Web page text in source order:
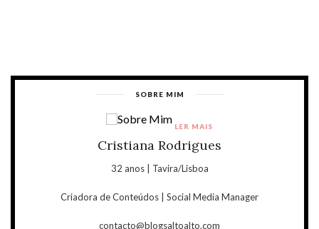
SOBRE MIM
Cristiana Rodrigues
32 anos | Tavira/Lisboa
Criadora de Conteúdos | Social Media Manager
contacto@blogsaltoalto.com
LER MAIS